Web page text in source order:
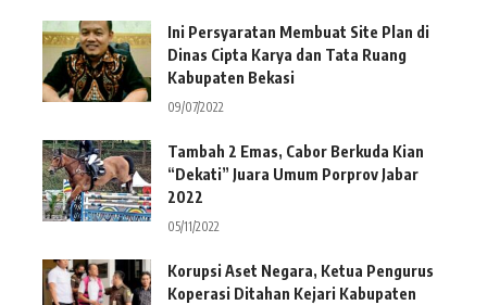
Ini Persyaratan Membuat Site Plan di
Dinas Cipta Karya dan Tata Ruang
Kabupaten Bekasi
09/07/2022
Tambah 2 Emas, Cabor Berkuda Kian
“Dekati” Juara Umum Porprov Jabar
2022
05/11/2022
Korupsi Aset Negara, Ketua Pengurus
Koperasi Ditahan Kejari Kabupaten